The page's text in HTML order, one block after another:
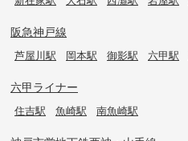
阪急神戸線
芦屋川駅 岡本駅 御影駅 六甲駅
六甲ライナー
住吉駅 魚崎駅 南魚崎駅